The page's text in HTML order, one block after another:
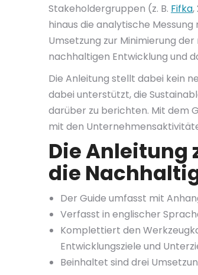
Stakeholdergruppen (z. B. Fifka,
hinaus die analytische
Umsetzung zur Minimierung
nachhaltigen Entwicklung und
Die Anleitung stellt dabei kein
dabei unterstützt, die
darüber zu berichten. Mit dem
mit den
Die Anleitung
die
Der Guide umfasst mit
Verfasst in englischer
Komplettiert den
Entwicklungsziele und
Beinhaltet sind drei